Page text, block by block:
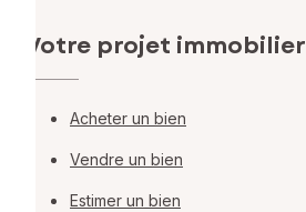
Votre projet immobilier
Acheter un bien
Vendre un bien
Estimer un bien